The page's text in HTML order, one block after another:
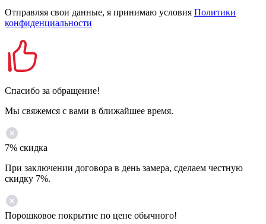
Отправляя свои данные, я принимаю условия Политики
конфиденциальности
Спасибо за обращение!
Мы свяжемся с вами в ближайшее время.
7% скидка
При заключении договора в день замера, сделаем честную
скидку 7%.
Порошковое покрытие по цене обычного!